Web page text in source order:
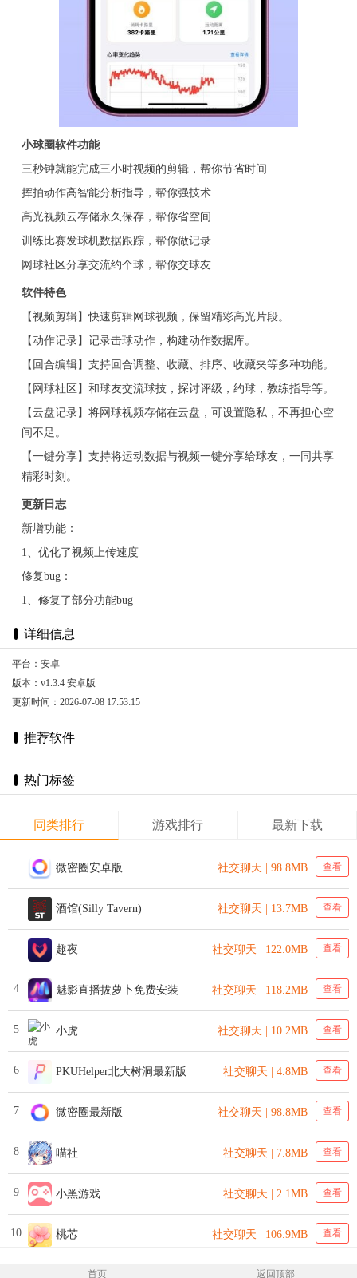
小球圈软件功能
三秒钟就能完成三小时视频的剪辑，帮你节省时间
挥拍动作高智能分析指导，帮你强技术
高光视频云存储永久保存，帮你省空间
训练比赛发球机数据跟踪，帮你做记录
网球社区分享交流约个球，帮你交球友
软件特色
【视频剪辑】快速剪辑网球视频，保留精彩高光片段。
【动作记录】记录击球动作，构建动作数据库。
【回合编辑】支持回合调整、收藏、排序、收藏夹等多种功能。
【网球社区】和球友交流球技，探讨评级，约球，教练指导等。
【云盘记录】将网球视频存储在云盘，可设置隐私，不再担心空
间不足。
【一键分享】支持将运动数据与视频一键分享给球友，一同共享
精彩时刻。
更新日志
新增功能：
1、优化了视频上传速度
修复bug：
1、修复了部分功能bug
详细信息
平台：安卓
版本：v1.3.4 安卓版
更新时间：2026-07-08 17:53:15
推荐软件
热门标签
同类排行 游戏排行 最新下载
微密圈安卓版 社交聊天 | 98.8MB 查看
酒馆(Silly Tavern) 社交聊天 | 13.7MB 查看
趣夜 社交聊天 | 122.0MB 查看
4 魅影直播拔萝卜免费安装 社交聊天 | 118.2MB 查看
5 小虎 社交聊天 | 10.2MB 查看
6 PKUHelper北大树洞最新版 社交聊天 | 4.8MB 查看
7 微密圈最新版 社交聊天 | 98.8MB 查看
8 喵社 社交聊天 | 7.8MB 查看
9 小黑游戏 社交聊天 | 2.1MB 查看
10 桃芯 社交聊天 | 106.9MB 查看
首页 返回顶部